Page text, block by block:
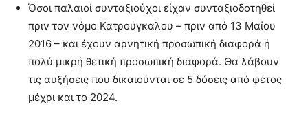
Όσοι παλαιοί συνταξιούχοι είχαν συνταξιοδοτηθεί
πριν τον νόμο Κατρούγκαλου – πριν από 13 Μαίου
2016 – και έχουν αρνητική προσωπική διαφορά ή
πολύ μικρή θετική προσωπική διαφορά. Θα λάβουν
τις αυξήσεις που δικαιούνται σε 5 δόσεις από φέτος
μέχρι και το 2024.